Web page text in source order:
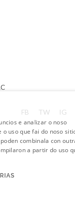
FB TW IG
e analizar o noso
uso que fai do noso
combinala con
a partir do uso